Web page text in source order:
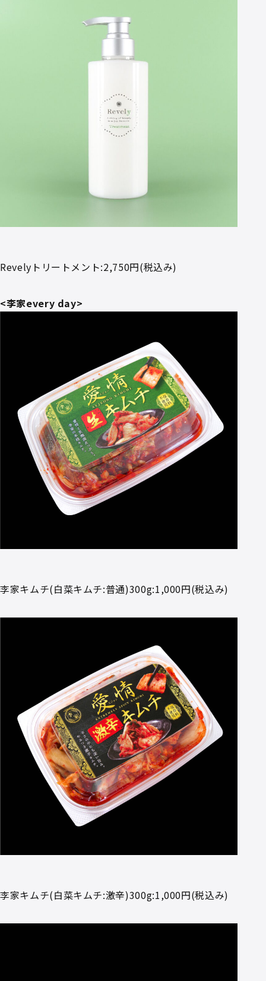
Revelyトリートメント:2,750円(税込み)
<李家every day>
李家キムチ(白菜キムチ:普通)300g:1,000円(税込み)
李家キムチ(白菜キムチ:激辛)300g:1,000円(税込み)